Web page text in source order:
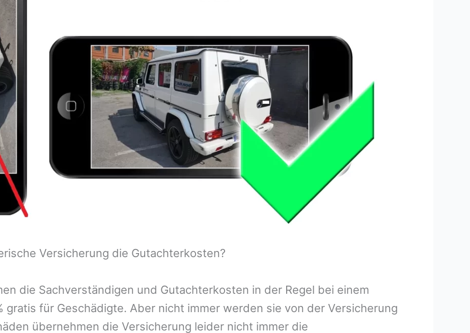
Versicherung die Gutachterkosten?
die Sachverständigen und Gutachterkosten in der Regel bei einem
gratis für Geschädigte. Aber nicht immer werden sie von der Versicherung
übernehmen die Versicherung leider nicht immer die